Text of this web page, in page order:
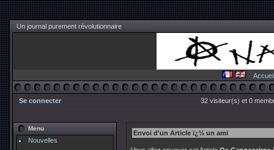
Un journal purement révolutionnaire
Accueil
Se connecter 32 visiteur(s) et 0
Menu
Nouvelles
Envoi d'un Article ï¿½ un ami